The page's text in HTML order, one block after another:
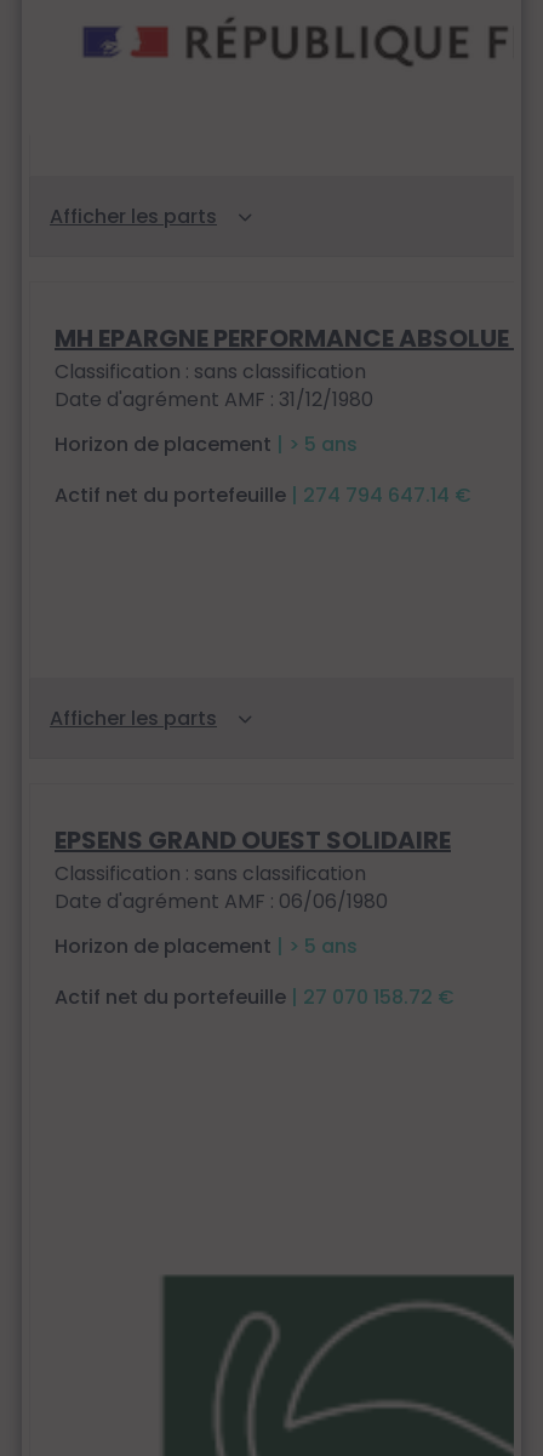
MH EPARGNE PERFORMANCE ABSOLUE
Classification : sans classification
Date d'agrément AMF : 31/12/1980
Horizon de placement | > 5 ans
Actif net du portefeuille | 274 794 647.14 €
EPSENS GRAND OUEST SOLIDAIRE
Classification : sans classification
Date d'agrément AMF : 06/06/1980
Horizon de placement | > 5 ans
Actif net du portefeuille | 27 070 158.72 €